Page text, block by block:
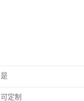
是
可定制